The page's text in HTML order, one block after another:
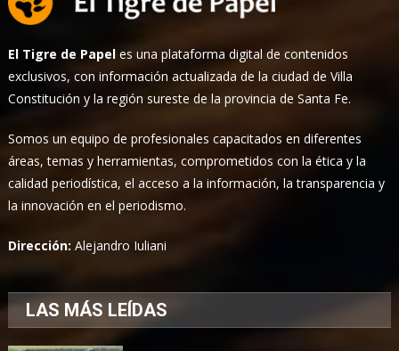
El Tigre de Papel es una plataforma digital de contenidos
exclusivos, con información actualizada de la ciudad de Villa
Constitución y la región sureste de la provincia de Santa Fe.
Somos un equipo de profesionales capacitados en diferentes
áreas, temas y herramientas, comprometidos con la ética y la
calidad periodística, el acceso a la información, la transparencia y
la innovación en el periodismo.
Dirección:Alejandro Iuliani
LAS MÁS LEÍDAS